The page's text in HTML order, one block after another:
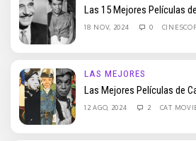
Las 15 Mejores Películas
18 NOV, 2024 0
LAS MEJORES
Las Mejores Películas de
12 AGO, 2024 2 CAT